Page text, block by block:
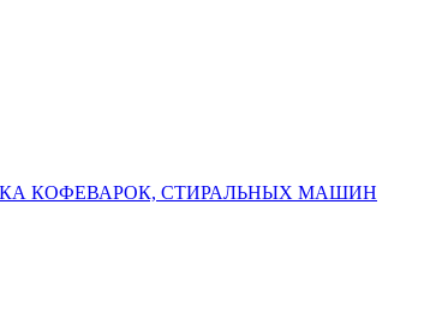
КОФЕВАРОК, СТИРАЛЬНЫХ МАШИН